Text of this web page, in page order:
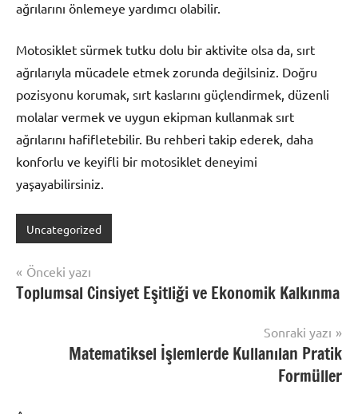
ağrılarını önlemeye yardımcı olabilir.
Motosiklet sürmek tutku dolu bir aktivite olsa da, sırt
ağrılarıyla mücadele etmek zorunda değilsiniz. Doğru
pozisyonu korumak, sırt kaslarını güçlendirmek, düzenli
molalar vermek ve uygun ekipman kullanmak sırt
ağrılarını hafifletebilir. Bu rehberi takip ederek, daha
konforlu ve keyifli bir motosiklet deneyimi
yaşayabilirsiniz.
Uncategorized
Yazı
gezinmesi
Önceki yazı
Toplumsal Cinsiyet Eşitliği ve Ekonomik Kalkınma
Sonraki yazı
Matematiksel İşlemlerde Kullanılan Pratik
Formüller